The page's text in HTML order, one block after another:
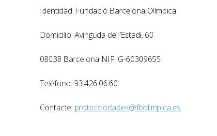
Identidad: Fundació Barcelona Olímpica
Domicilio: Avinguda de l’Estadi, 60
08038 Barcelona NIF: G-60309655
Teléfono: 93.426.06.60
Contacte: protecciodades@fbolimpica.es